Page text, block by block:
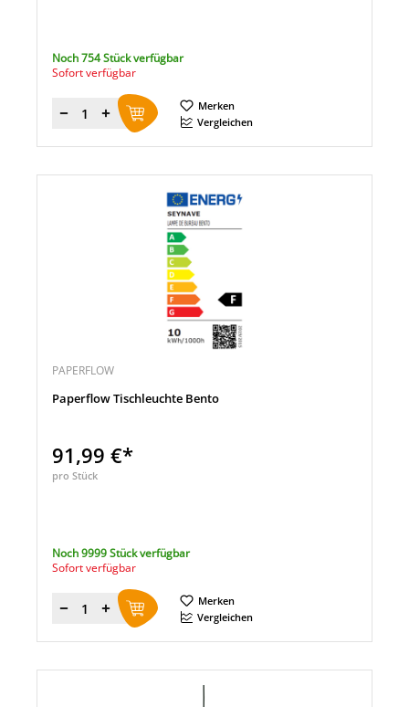
Noch 754 Stück verfügbar
Sofort verfügbar
Menge
Merken
Vergleichen
PAPERFLOW
Paperflow Tischleuchte Bento
91,99 €*
pro Stück
Noch 9999 Stück verfügbar
Sofort verfügbar
Menge
Merken
Vergleichen